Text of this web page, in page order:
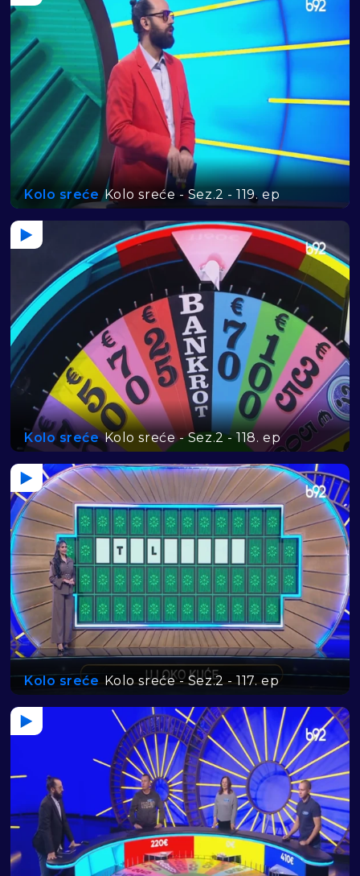
Kolo sreće Kolo sreće - Sez.2 - 119. ep
Kolo sreće Kolo sreće - Sez.2 - 118. ep
Kolo sreće Kolo sreće - Sez.2 - 117. ep